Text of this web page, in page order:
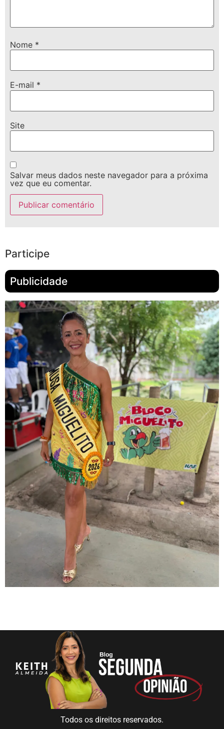
Nome *
E-mail *
Site
Salvar meus dados neste navegador para a próxima
vez que eu comentar.
Participe
Publicidade
Todos os direitos reservados.